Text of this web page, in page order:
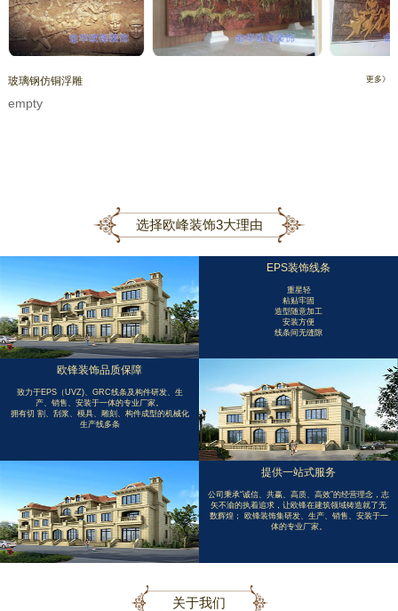
玻璃钢仿铜浮雕 更多》
empty
选择欧峰装饰3大理由
EPS装饰线条
重星轻
粘贴牢固
造型随意加工
安装方便
线条间无缝隙
欧锋装饰品质保障
致力于EPS（UVZ)、GRC线条及构件研发、生
产、销售、安装于一体的专业厂家。
拥有切 割、刮浆、模具、雕刻、构件成型的机械化
生产线多条
提供一站式服务
公司秉承“诚信、共赢、高质、高效”的经营理念，志
矢不渝的执着追求，让欧锋在建筑领域铸造就了无
数辉煌； 欧锋装饰集研发、生产、销售、安装于一
体的专业厂家。
关于我们